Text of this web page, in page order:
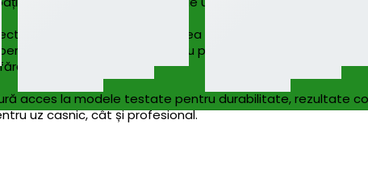
rezervor pentru colectarea apei, duze din silicon
utilizarea la înălțime sau pe suprafețe mari.
dungi.
acces la modele testate pentru durabilitate, rezultate
uz casnic, cât și profesional.